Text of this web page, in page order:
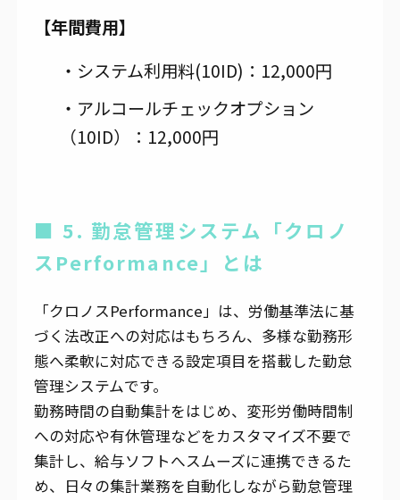
【年間費用】
・システム利用料(10ID)：12,000円
・アルコールチェックオプション
（10ID）：12,000円
■ 5. 勤怠管理システム「クロノ
スPerformance」とは
「クロノスPerformance」は、労働基準法に基
づく法改正への対応はもちろん、多様な勤務形
態へ柔軟に対応できる設定項目を搭載した勤怠
管理システムです。
勤務時間の自動集計をはじめ、変形労働時間制
への対応や有休管理などをカスタマイズ不要で
集計し、給与ソフトへスムーズに連携できるた
め、日々の集計業務を自動化しながら勤怠管理